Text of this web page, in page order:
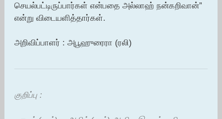
செயல்பட்டிருப்பார்கள் என்பதை அல்லாஹ் நன்கறிவான்”
என்று விடையளித்தார்கள்.
அறிவிப்பாளர் : அபூஹுரைரா (ரலி)
குறிப்பு :